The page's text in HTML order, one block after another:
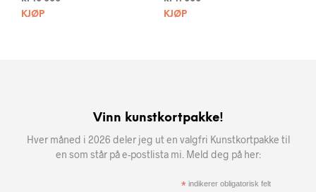
KJØP
KJØP
Vinn kunstkortpakke!
Hver måned i 2026 deler jeg ut en valgfri Kunstkortpakke til
en som står på e-postlista mi. Meld deg på her:
* indikerer obligatorisk felt